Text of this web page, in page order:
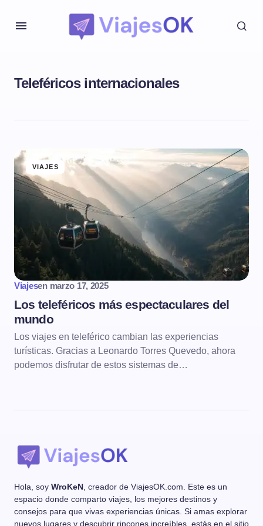
Teleféricos internacionales
VIAJES
Viajesen marzo 17, 2025
Los teleféricos más espectaculares del
mundo
Los viajes en teleférico cambian las experiencias
turísticas. Gracias a Leonardo Torres Quevedo, ahora
podemos disfrutar de estos sistemas de…
Hola, soy WroKeN , creador de ViajesOK.com. Este es un
espacio donde comparto viajes, los mejores destinos y
consejos para que vivas experiencias únicas. Si amas explorar
nuevos lugares y descubrir rincones increíbles, estás en el sitio